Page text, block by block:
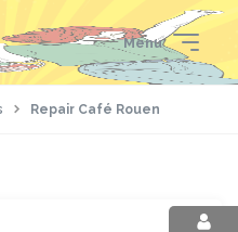
Menu
Repair Café Rouen